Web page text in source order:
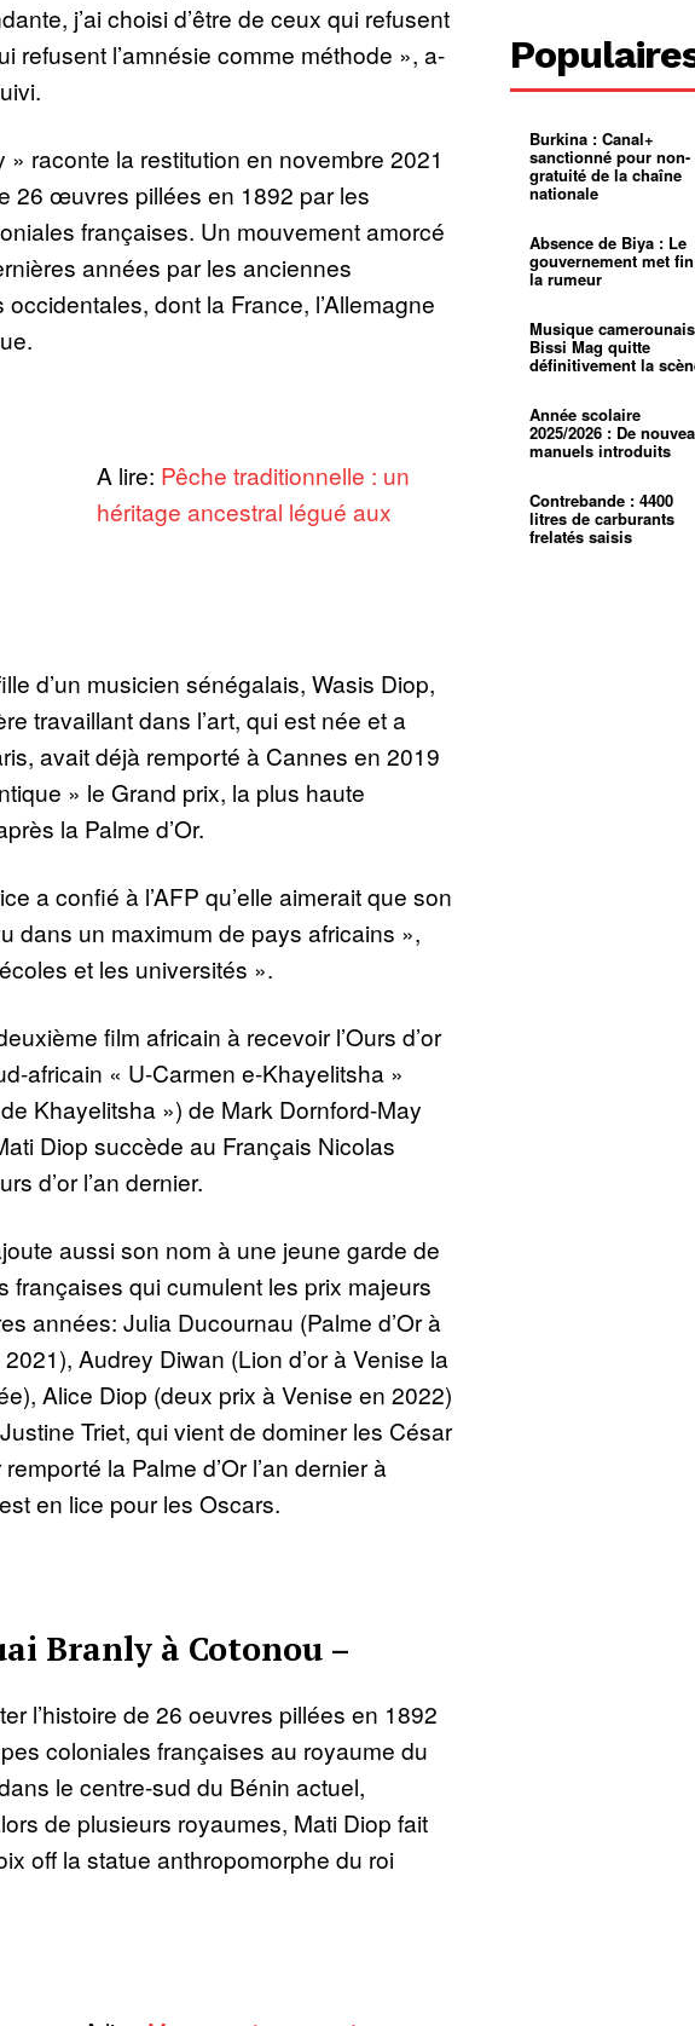
j’ai choisi d’être de ceux qui refusent
refusent l’amnésie comme méthode », a-
» raconte la restitution en novembre 2021
26 œuvres pillées en 1892 par les
françaises. Un mouvement amorcé
années par les anciennes
dont la France, l’Allemagne
A lire: Pêche traditionnelle : un
héritage ancestral légué aux
d’un musicien sénégalais, Wasis Diop,
travaillant dans l’art, qui est née et a
avait déjà remporté à Cannes en 2019
» le Grand prix, la plus haute
la Palme d’Or.
a confié à l’AFP qu’elle aimerait que son
dans un maximum de pays africains »,
et les universités ».
film africain à recevoir l’Ours d’or
africain « U-Carmen e-Khayelitsha »
Khayelitsha ») de Mark Dornford-May
Diop succède au Français Nicolas
d’or l’an dernier.
aussi son nom à une jeune garde de
françaises qui cumulent les prix majeurs
années: Julia Ducournau (Palme d’Or à
Audrey Diwan (Lion d’or à Venise la
Alice Diop (deux prix à Venise en 2022)
Triet, qui vient de dominer les César
la Palme d’Or l’an dernier à
en lice pour les Oscars.
Branly à Cotonou –
l’histoire de 26 oeuvres pillées en 1892
coloniales françaises au royaume du
le centre-sud du Bénin actuel,
de plusieurs royaumes, Mati Diop fait
off la statue anthropomorphe du roi
400 000
pasteur
L’État
d’or
Entre
mentale
01:12
à
mettra-
01:12
Mouelle
dernier
voyage
Burkina : Canal+
sanctionné pour non-
gratuité de la chaîne
nationale
Absence de Biya : Le
gouvernement met
la rumeur
Musique
Bissi Mag quitte
définitivement la
Année scolaire
2025/2026 : De
manuels introduits
Contrebande : 4400
litres de carburants
frelatés saisis